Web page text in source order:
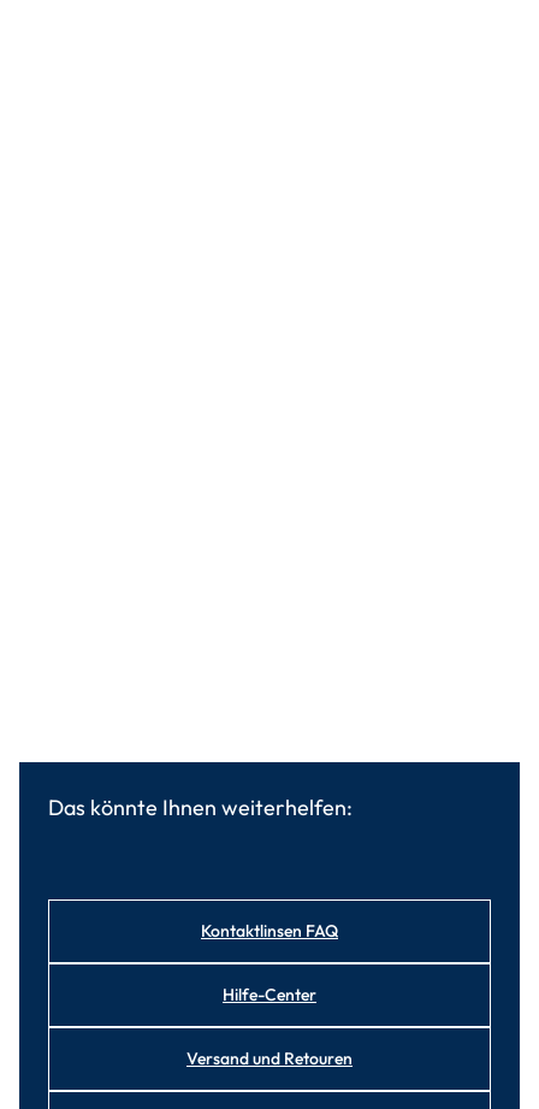
Das könnte Ihnen weiterhelfen:
Kontaktlinsen FAQ
Hilfe-Center
Versand und Retouren